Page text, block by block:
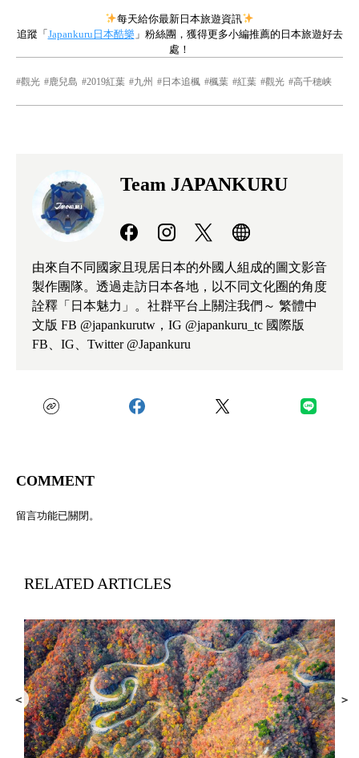
每天給你最新日本旅遊資訊
追蹤「Japankuru日本酷樂 」粉絲團，獲得更多小編推薦的日本旅遊好去
處！
觀光 鹿兒島 2019紅葉 九州 日本追楓 楓葉 紅葉 觀光 高千穂峡
Team JAPANKURU
由來自不同國家且現居日本的外國人組成的圖文影音
製作團隊。透過走訪日本各地，以不同文化圈的角度
詮釋「日本魅力」。社群平台上關注我們～ 繁體中
文版 FB @japankurutw，IG @japankuru_tc 國際版
FB、IG、Twitter @Japankuru
COMMENT
留言功能已關閉。
RELATED ARTICLES